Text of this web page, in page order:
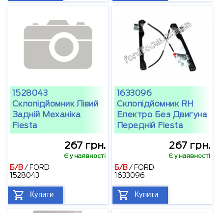
1528043
Склопідйомник Лівий
Задній Механіка
Fiesta
267 грн.
Є у наявності
Б/В/ FORD
1528043
Купити
1633096
Склопідйомник RH
Електро Без Двигуна
Передній Fiesta
267 грн.
Є у наявності
Б/В/ FORD
1633096
Купити